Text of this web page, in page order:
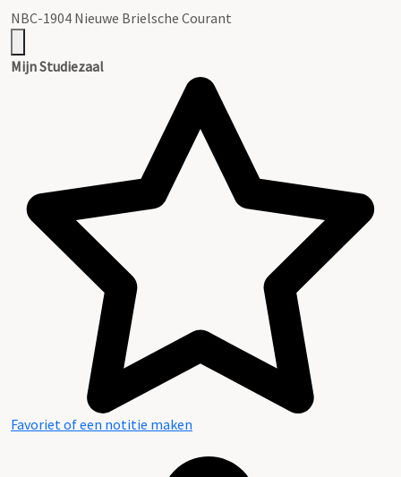
NBC-1904 Nieuwe Brielsche Courant
Mijn Studiezaal
Favoriet of een notitie maken